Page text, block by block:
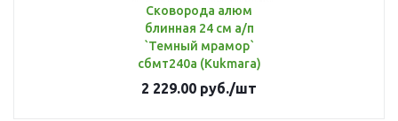
Сковорода алюм
блинная 24 см а/п
`Темный мрамор`
сбмт240а (Kukmara)
2 229.00 руб./шт